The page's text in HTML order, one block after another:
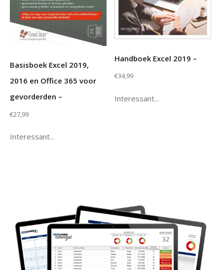
Basisboek Excel 2019,
2016 en Office 365 voor
gevorderden –
€27,99
Interessant...
Handboek Excel 2019 –
€34,99
Interessant...